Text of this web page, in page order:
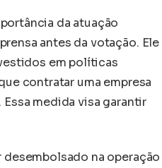
da atuação
antes da votação. Ele
em políticas
contratar uma empresa
medida visa garantir
na operação